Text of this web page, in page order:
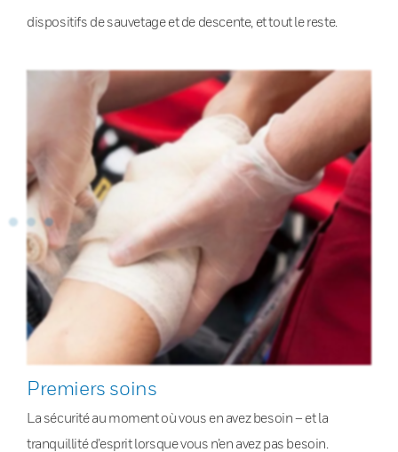
dispositifs de sauvetage et de descente, et tout le reste.
Premiers soins
La sécurité au moment où vous en avez besoin – et la
tranquillité d’esprit lorsque vous n’en avez pas besoin.